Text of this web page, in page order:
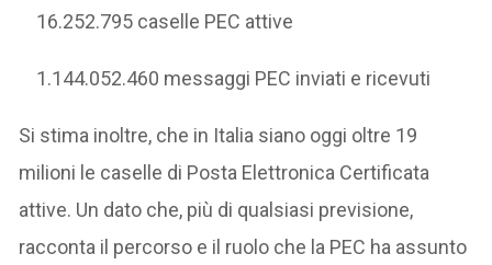
16.252.795 caselle PEC attive
1.144.052.460 messaggi PEC inviati e ricevuti
Si stima inoltre, che in Italia siano oggi oltre 19
milioni le caselle di Posta Elettronica Certificata
attive. Un dato che, più di qualsiasi previsione,
racconta il percorso e il ruolo che la PEC ha assunto